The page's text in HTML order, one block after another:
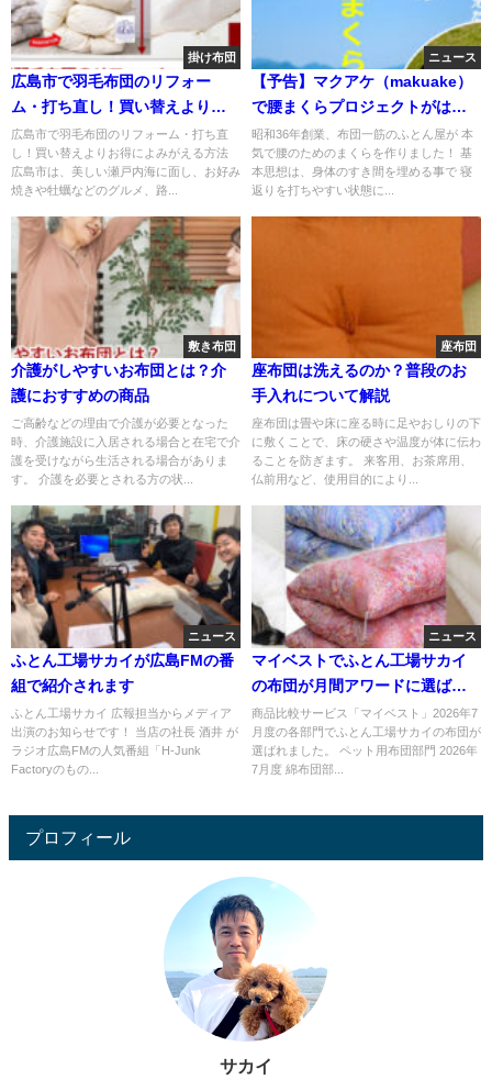
掛け布団
広島市で羽毛布団のリフォー
ム・打ち直し！買い替えよりお
得によみがえる方法
広島市で羽毛布団のリフォーム・打ち直
し！買い替えよりお得によみがえる方法
広島市は、美しい瀬戸内海に面し、お好み
焼きや牡蠣などのグルメ、路...
ニュース
【予告】マクアケ（makuake）
で腰まくらプロジェクトがはじ
まります！
昭和36年創業、布団一筋のふとん屋が 本
気で腰のためのまくらを作りました！ 基
本思想は、身体のすき間を埋める事で 寝
返りを打ちやすい状態に...
敷き布団
介護がしやすいお布団とは？介
護におすすめの商品
ご高齢などの理由で介護が必要となった
時、介護施設に入居される場合と在宅で介
護を受けながら生活される場合がありま
す。 介護を必要とされる方の状...
座布団
座布団は洗えるのか？普段のお
手入れについて解説
座布団は畳や床に座る時に足やおしりの下
に敷くことで、床の硬さや温度が体に伝わ
ることを防ぎます。 来客用、お茶席用、
仏前用など、使用目的により...
ニュース
ふとん工場サカイが広島FMの番
組で紹介されます
ふとん工場サカイ 広報担当からメディア
出演のお知らせです！ 当店の社長 酒井 が
ラジオ広島FMの人気番組「H-Junk
Factoryのもの...
ニュース
マイベストでふとん工場サカイ
の布団が月間アワードに選ばれ
ました
商品比較サービス「マイベスト」2026年7
月度の各部門でふとん工場サカイの布団が
選ばれました。 ペット用布団部門 2026年
7月度 綿布団部...
プロフィール
サカイ